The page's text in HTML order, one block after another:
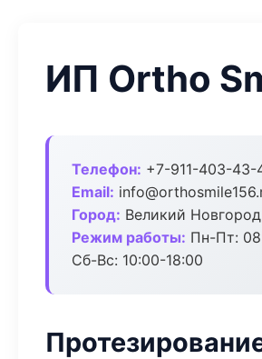
ИП Ortho
Телефон: +7-911-403-43-
Email:
Город: Великий Новгород
Режим работы: Пн-Пт:
Сб-Вс: 10:00-18:00